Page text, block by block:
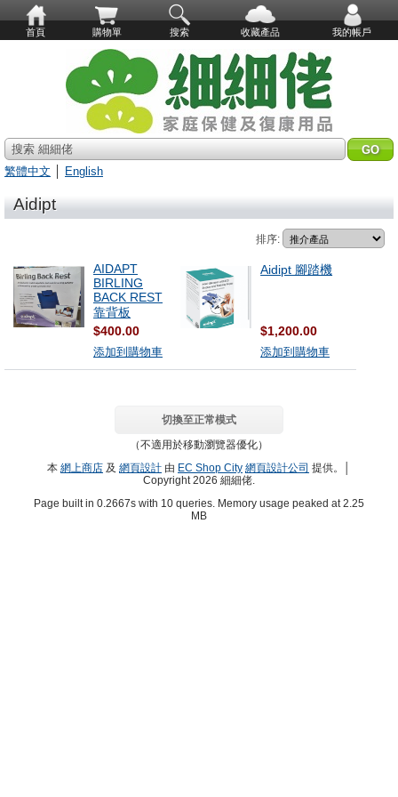
首頁 購物單 搜索 收藏產品 我的帳戶
搜索 細細佬
繁體中文
English
Aidipt
排序:
AIDAPT
BIRLING
BACK REST
靠背板
$400.00
添加到購物車
Aidipt 腳踏機
$1,200.00
添加到購物車
切換至正常模式
（不適用於移動瀏覽器優化）
本 網上商店 及 網頁設計 由 EC Shop City 網頁設計公司 提供。│
Copyright 2026 細細佬.
Page built in 0.2667s with 10 queries. Memory usage peaked at 2.25
MB